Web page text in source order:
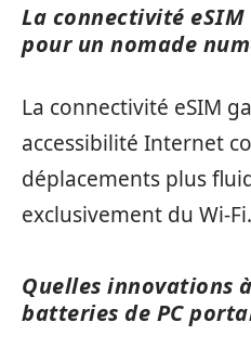
La connectivité
pour un nomade
La connectivité eSIM
accessibilité Internet
déplacements plus
exclusivement du Wi-Fi.
Quelles innovations
batteries de PC